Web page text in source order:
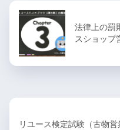
法律上の罰
スショップ
リユース検定試験（古物